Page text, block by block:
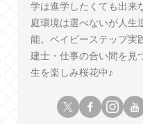
学は進学したくても出来
庭環境は選べないが人生
能。ベイビーステップ実
建士・仕事の合い間を見
生を楽しみ桜花中♪